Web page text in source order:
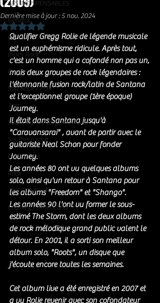
LES INDISPENSABLES
Général
Blues
Blues Rock
Rock
Soft Rock / Folk
Jazz
Soul / Funk / Rhythm Blues
Southern rock
Bons Plans
Rock
ZIKERS NIGHT
Country / Americana
Dernière mise à jour :5 nov. 2024
Noté NaN étoiles sur 5.
Qualifier Gregg Rolie de légende musicale
est un euphémisme ridicule. Après tout,
c'est un homme qui a cofondé non pas un,
mais deux groupes de rock légendaires :
l'étonnante fusion rock/latin de Santana
et l'exceptionnel groupe (1ère époque)
Journey.
Il était dans Santana jusqu'à
"Caravansarai" , avant de partir avec le
guitariste Neal Schon pour fonder
Journey.
Les années 80 ont vu quelques albums
solo, ainsi qu'un retour à Santana pour
les albums "Freedom" et "Shango".
Les années 90 l'ont vu former le sous-
estimé The Storm, dont les deux albums
de rock mélodique grand public valent le
détour. En 2001, il a sorti son meilleur
album solo, "Roots", un disque que
j'écoute encore toutes les semaines.
Cet album live a été enregistré en 2007 et
a vu Rolie revenir avec son cofondateur